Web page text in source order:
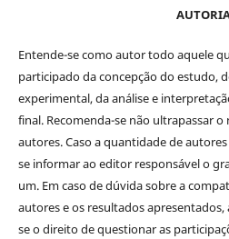
Entende-se como autor todo aquele
participado da concepção do estudo,
experimental, da análise e
final. Recomenda-se não ultrapassar
autores. Caso a quantidade de
se informar ao editor responsável o
um. Em caso de dúvida sobre a
autores e os resultados apresentados,
se o direito de questionar as